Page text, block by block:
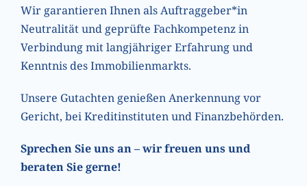
Wir garantieren Ihnen als Auftraggeber*in
Neutralität und geprüfte Fachkompetenz in
Verbindung mit langjähriger Erfahrung und
Kenntnis des Immobilienmarkts.
Unsere Gutachten genießen Anerkennung vor
Gericht, bei Kreditinstituten und Finanzbehörden.
Sprechen Sie uns an – wir freuen uns und
beraten Sie gerne!